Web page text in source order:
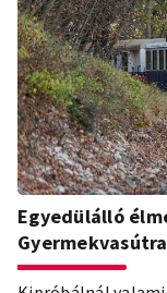
Egyedülálló